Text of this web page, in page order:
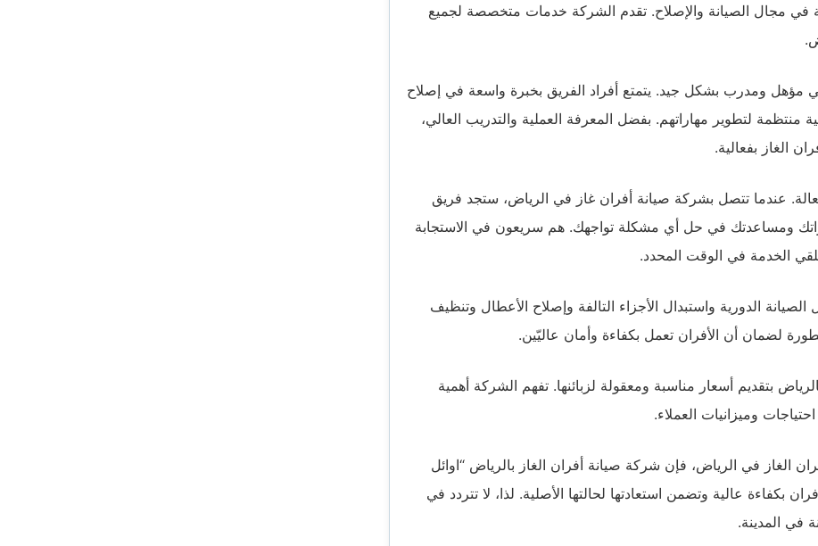
في مجال الصيانة والإصلاح. تقدم الشركة خدمات متخصصة لجميع
مؤهل ومدرب بشكل جيد. يتمتع أفراد الفريق بخبرة واسعة في إصلاح
منتظمة لتطوير مهاراتهم. بفضل المعرفة العملية والتدريب العالي،
الغاز بفعالية.
عندما تتصل بشركة صيانة أفران غاز في الرياض، ستجد فريق
ومساعدتك في حل أي مشكلة تواجهك. هم سريعون في الاستجابة
الخدمة في الوقت المحدد.
الدورية واستبدال الأجزاء التالفة وإصلاح الأعطال وتنظيف
لضمان أن الأفران تعمل بكفاءة وأمان عاليّين.
بتقديم أسعار مناسبة ومعقولة لزبائنها. تفهم الشركة أهمية
وميزانيات العملاء.
في الرياض، فإن شركة صيانة أفران الغاز بالرياض “اوائل
بكفاءة عالية وتضمن استعادتها لحالتها الأصلية. لذا، لا تتردد في
في المدينة.